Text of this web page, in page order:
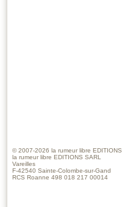
© 2007-2026 la rumeur libre EDITIONS
la rumeur libre EDITIONS SARL
Vareilles
F-42540 Sainte-Colombe-sur-Gand
RCS Roanne 498 018 217 00014